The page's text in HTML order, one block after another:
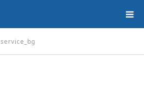
service_bg